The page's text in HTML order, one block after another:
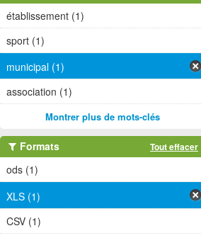
établissement (1)
sport (1)
municipal (1)
association (1)
Montrer plus de mots-clés
Formats Tout effacer
ods (1)
XLS (1)
CSV (1)